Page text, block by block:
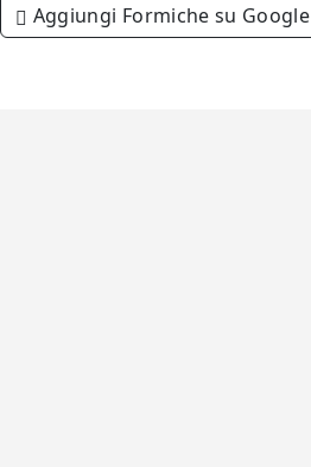
Aggiungi Formiche su Google